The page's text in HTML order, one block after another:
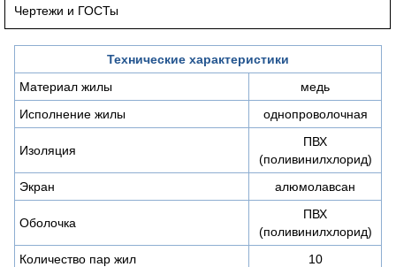
Чертежи и ГОСТы
Технические характеристики
Материал жилы
медь
Исполнение жилы
однопроволочная
Изоляция
ПВХ
(поливинилхлорид)
Экран
алюмолавсан
Оболочка
ПВХ
(поливинилхлорид)
Количество пар жил
10